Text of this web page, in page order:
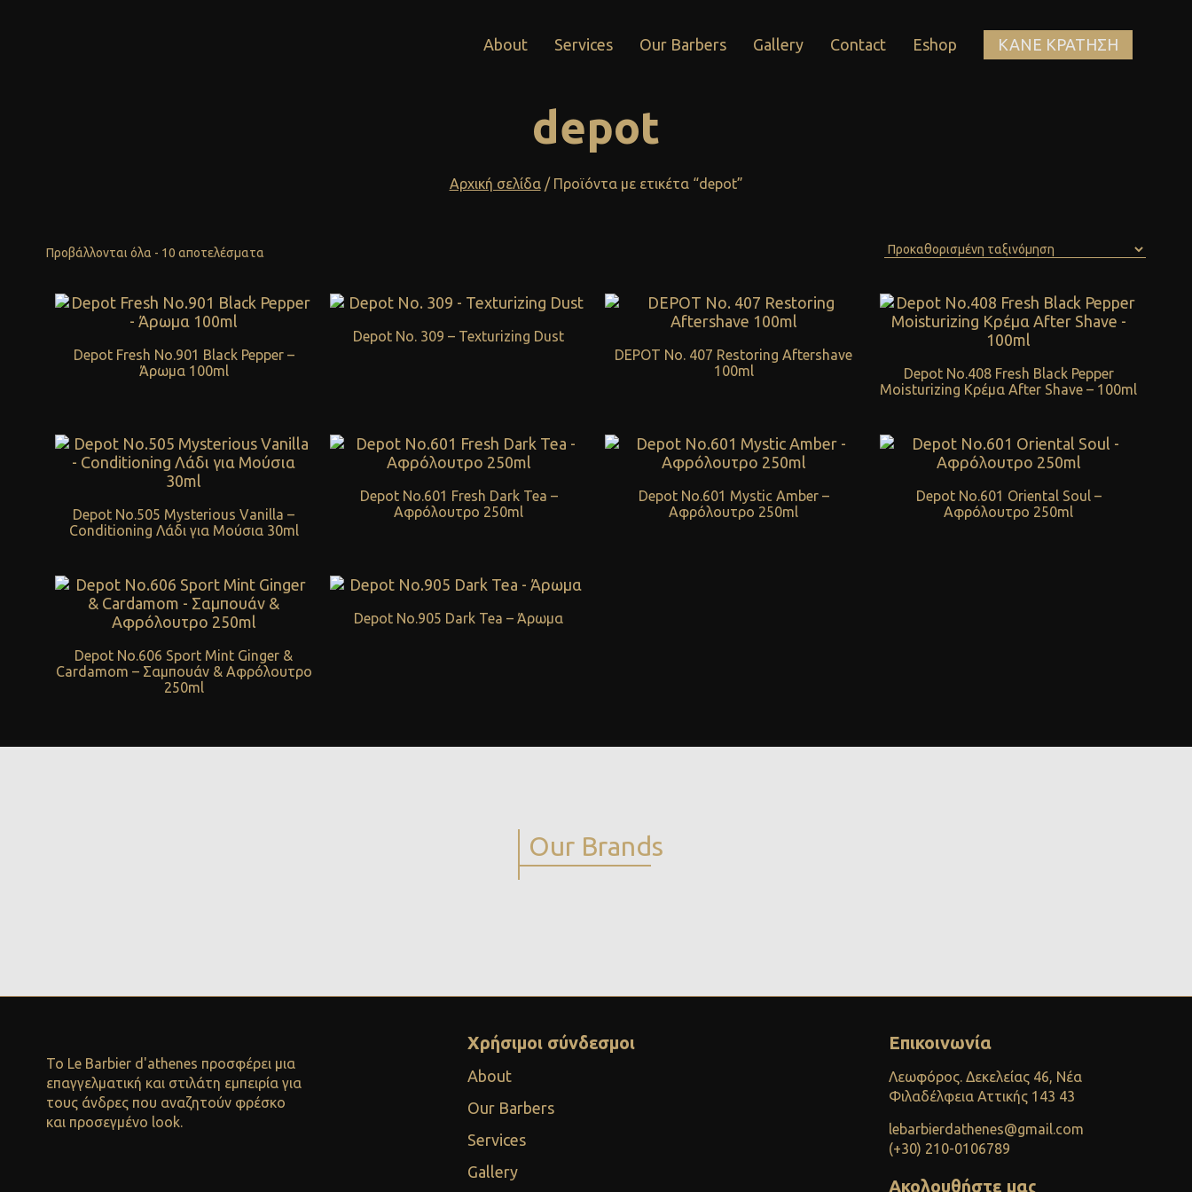
About Services Our Barbers Gallery Contact Eshop ΚΑΝΕ ΚΡΑΤΗΣΗ
depot
Αρχική σελίδα/ Προϊόντα με ετικέτα “depot”
Προβάλλονται όλα - 10 αποτελέσματα
Depot Fresh No.901 Black Pepper –
Άρωμα 100ml
Depot No. 309 – Texturizing Dust
DEPOT No. 407 Restoring Aftershave
100ml
Depot No.408 Fresh Black Pepper
Moisturizing Κρέμα After Shave – 100ml
Depot No.505 Mysterious Vanilla –
Conditioning Λάδι για Μούσια 30ml
Depot No.601 Fresh Dark Tea –
Αφρόλουτρο 250ml
Depot No.601 Mystic Amber –
Αφρόλουτρο 250ml
Depot No.601 Oriental Soul –
Αφρόλουτρο 250ml
Depot No.606 Sport Mint Ginger &
Cardamom – Σαμπουάν & Αφρόλουτρο
250ml
Depot No.905 Dark Tea – Άρωμα
Our Brands
Το Le Barbier d'athenes προσφέρει μια
επαγγελματική και στιλάτη εμπειρία για
τους άνδρες που αναζητούν φρέσκο
και προσεγμένο look.
Χρήσιμοι σύνδεσμοι
About
Our Barbers
Services
Gallery
Επικοινωνία
Λεωφόρος. Δεκελείας 46, Νέα
Φιλαδέλφεια Αττικής 143 43
lebarbierdathenes@gmail.com
(+30) 210-0106789
Ακολουθήστε μας